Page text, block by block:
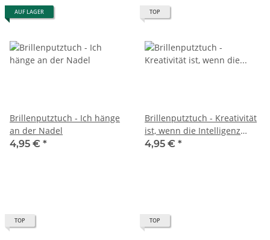
AUF LAGER
Brillenputztuch - Ich hänge
an der Nadel
4,95 € *
TOP
Brillenputztuch - Kreativität
ist, wenn die Intelligenz
Spaß hat.
4,95 € *
TOP TOP